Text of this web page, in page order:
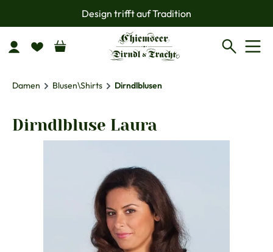
Zum Hauptinhalt springenDesign trifft auf Tradition
Damen Blusen\Shirts Dirndlblusen
Dirndlbluse Laura